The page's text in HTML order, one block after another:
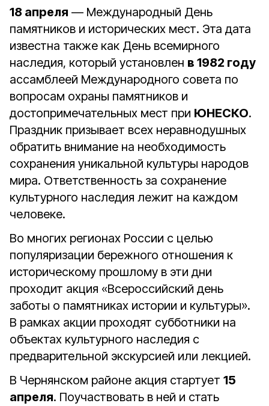
18 апреля — Международный День
памятников и исторических мест. Эта дата
известна также как День всемирного
наследия, который установлен в 1982 году
ассамблеей Международного совета по
вопросам охраны памятников и
достопримечательных мест при ЮНЕСКО.
Праздник призывает всех неравнодушных
обратить внимание на необходимость
сохранения уникальной культуры народов
мира. Ответственность за сохранение
культурного наследия лежит на каждом
человеке.
Во многих регионах России с целью
популяризации бережного отношения к
историческому прошлому в эти дни
проходит акция «Всероссийский день
заботы о памятниках истории и культуры».
В рамках акции проходят субботники на
объектах культурного наследия с
предварительной экскурсией или лекцией.
В Чернянском районе акция стартует 15
апреля. Поучаствовать в ней и стать